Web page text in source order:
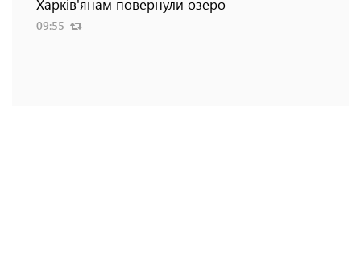
Харків'янам повернули озеро
09:55